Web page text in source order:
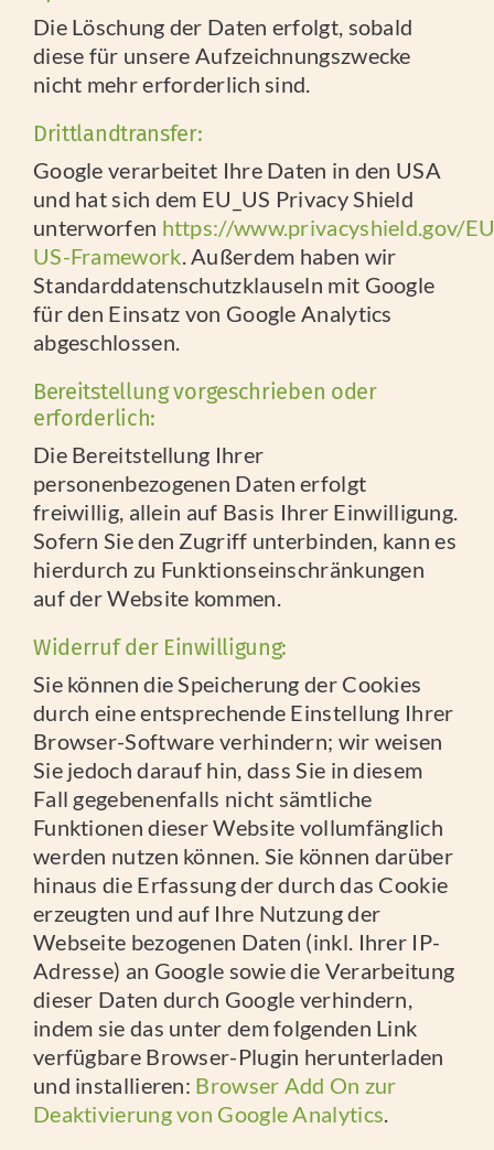
Die Löschung der Daten erfolgt, sobald
diese für unsere Aufzeichnungszwecke
nicht mehr erforderlich sind.
Drittlandtransfer:
Google verarbeitet Ihre Daten in den USA
und hat sich dem EU_US Privacy Shield
unterworfen https://www.privacyshield.gov/
US-Framework. Außerdem haben wir
Standarddatenschutzklauseln mit Google
für den Einsatz von Google Analytics
abgeschlossen.
Bereitstellung vorgeschrieben oder
erforderlich:
Die Bereitstellung Ihrer
personenbezogenen Daten erfolgt
freiwillig, allein auf Basis Ihrer Einwilligung.
Sofern Sie den Zugriff unterbinden, kann es
hierdurch zu Funktionseinschränkungen
auf der Website kommen.
Widerruf der Einwilligung:
Sie können die Speicherung der Cookies
durch eine entsprechende Einstellung Ihrer
Browser-Software verhindern; wir weisen
Sie jedoch darauf hin, dass Sie in diesem
Fall gegebenenfalls nicht sämtliche
Funktionen dieser Website vollumfänglich
werden nutzen können. Sie können darüber
hinaus die Erfassung der durch das Cookie
erzeugten und auf Ihre Nutzung der
Webseite bezogenen Daten (inkl. Ihrer IP-
Adresse) an Google sowie die Verarbeitung
dieser Daten durch Google verhindern,
indem sie das unter dem folgenden Link
verfügbare Browser-Plugin herunterladen
und installieren: Browser Add On zur
Deaktivierung von Google Analytics.